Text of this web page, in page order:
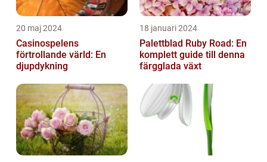
20 maj 2024
Casinospelens
förtrollande värld: En
djupdykning
18 januari 2024
Palettblad Ruby Road: En
komplett guide till denna
färgglada växt